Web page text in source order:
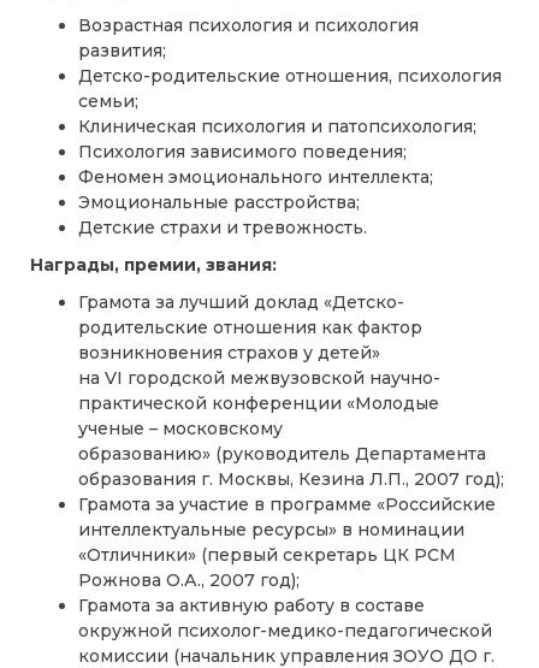
Возрастная психология и психология
развития;
Детско-родительские отношения, психология
семьи;
Клиническая психология и патопсихология;
Психология зависимого поведения;
Феномен эмоционального интеллекта;
Эмоциональные расстройства;
Детские страхи и тревожность.
Награды, премии, звания:
Грамота за лучший доклад «Детско-
родительские отношения как фактор
возникновения страхов у детей»
на VI городской межвузовской научно-
практической конференции «Молодые
ученые – московскому
образованию» (руководитель Департамента
образования г. Москвы, Кезина Л.П., 2007 год);
Грамота за участие в программе «Российские
интеллектуальные ресурсы» в номинации
«Отличники» (первый секретарь ЦК РСМ
Рожнова О.А., 2007 год);
Грамота за активную работу в составе
окружной психолог-медико-педагогической
комиссии (начальник управления ЗОУО ДО г.